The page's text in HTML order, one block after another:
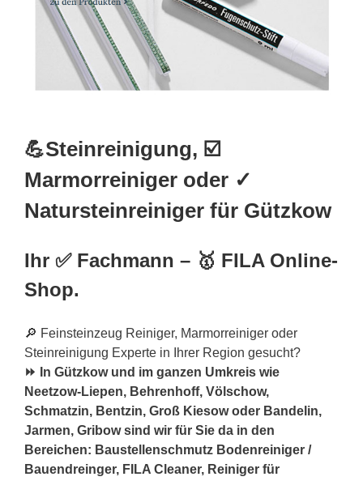
💪Steinreinigung, ☑️
Marmorreiniger oder ✓
Natursteinreiniger für Gützkow
Ihr ✅ Fachmann – 🥇 FILA Online-
Shop.
🔎 Feinsteinzeug Reiniger, Marmorreiniger oder
Steinreinigung Experte in Ihrer Region gesucht?
⏩ In Gützkow und im ganzen Umkreis wie
Neetzow-Liepen, Behrenhoff, Völschow,
Schmatzin, Bentzin, Groß Kiesow oder Bandelin,
Jarmen, Gribow sind wir für Sie da in den
Bereichen: Baustellenschmutz Bodenreiniger /
Bauendreinger, FILA Cleaner, Reiniger für